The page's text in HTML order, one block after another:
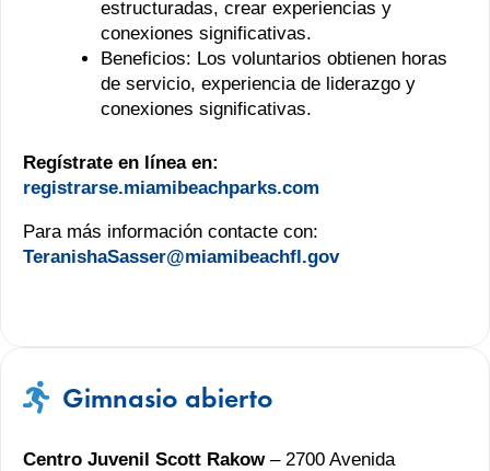
estructuradas, crear experiencias y
conexiones significativas.
Beneficios: Los voluntarios obtienen horas
de servicio, experiencia de liderazgo y
conexiones significativas.
Regístrate en línea en:
registrarse.miamibeachparks.com
Para más información contacte con:
TeranishaSasser@miamibeachfl.gov
Gimnasio abierto
Centro Juvenil Scott Rakow– 2700 Avenida